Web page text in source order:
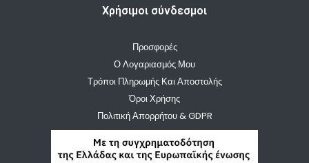
Χρήσιμοι σύνδεσμοι
Προσφορές
Ο Λογαριασμός Μου
Τρόποι Πληρωμής Και Αποστολής
Όροι Χρήσης
Πολιτική Απορρήτου & GDPR